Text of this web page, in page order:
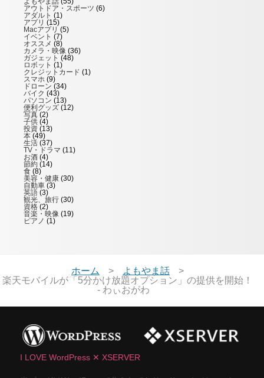
アウトドア・スポーツ (6)
アダルト (1)
アプリ (15)
Macアプリ (5)
イベント (7)
オススメ (8)
カメラ・映像 (36)
ガジェット (48)
ロボット (1)
クレジットカード (1)
スマホ (9)
ドローン (34)
バイク (43)
パソコン (13)
便利グッズ (12)
写真 (2)
子供 (4)
投資 (13)
本 (49)
生活 (37)
TV・ドラマ (11)
お酒 (4)
節約 (14)
食 (8)
美容・健康 (30)
自動車 (3)
英語 (3)
観光、旅行 (30)
資格 (2)
音楽・映像 (19)
ピアノ (1)
ホーム
よもやま話
楽天モバイルが「5分かけ放題オプション」の提供を開始！
- わぃおがわ
I LOVE WordPress ✕ XSERVER